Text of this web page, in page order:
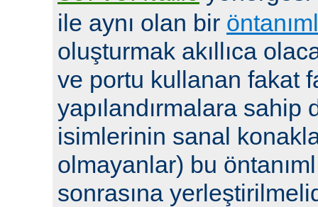
ile aynı olan bir
oluşturmak akıllıca
ve portu kullanan fakat
yapılandırmalara sahip
isimlerinin sanal
olmayanlar) bu
sonrasına